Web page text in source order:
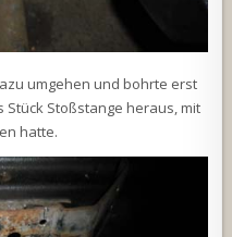
umgehen und bohrte erst
Stoßstange heraus, mit
hatte.